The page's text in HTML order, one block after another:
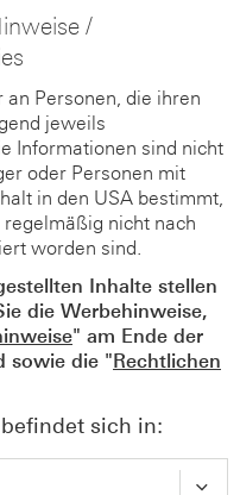
/
Personen, die ihren
jeweils
Informationen sind nicht
oder Personen mit
in den USA bestimmt,
nicht nach
worden sind.
Inhalte stellen
die Werbehinweise,
" am Ende der
sowie die "Rechtlichen
sich in: